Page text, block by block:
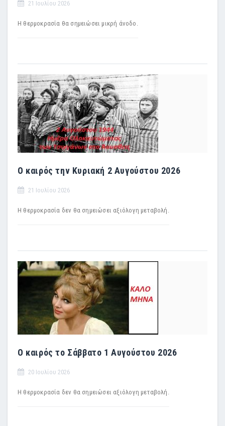
21 Ιουλίου 2026
Η θερμοκρασία θα σημειώσει μικρή άνοδο.
Ο καιρός την Κυριακή 2 Αυγούστου 2026
21 Ιουλίου 2026
Η θερμοκρασία δεν θα σημειώσει αξιόλογη μεταβολή.
Ο καιρός το Σάββατο 1 Αυγούστου 2026
20 Ιουλίου 2026
Η θερμοκρασία δεν θα σημειώσει αξιόλογη μεταβολή.